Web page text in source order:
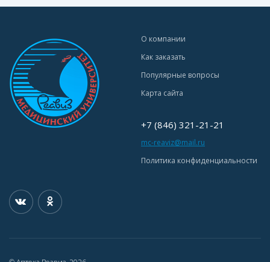
О компании
Как заказать
Популярные вопросы
Карта сайта
+7 (846) 321-21-21
mc-reaviz@mail.ru
Политика конфиденциальности